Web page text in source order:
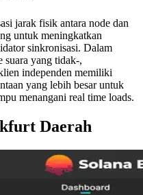
jarak fisik antara node dan
untuk meningkatkan
sinkronisasi. Dalam
suara yang tidak-,
independen memiliki
yang lebih besar untuk
menangani real time loads.
Daerah